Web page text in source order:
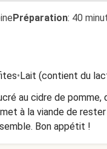
Préparation: 40
•Lait (contient du
au cidre de
à la viande de
Bon appétit !